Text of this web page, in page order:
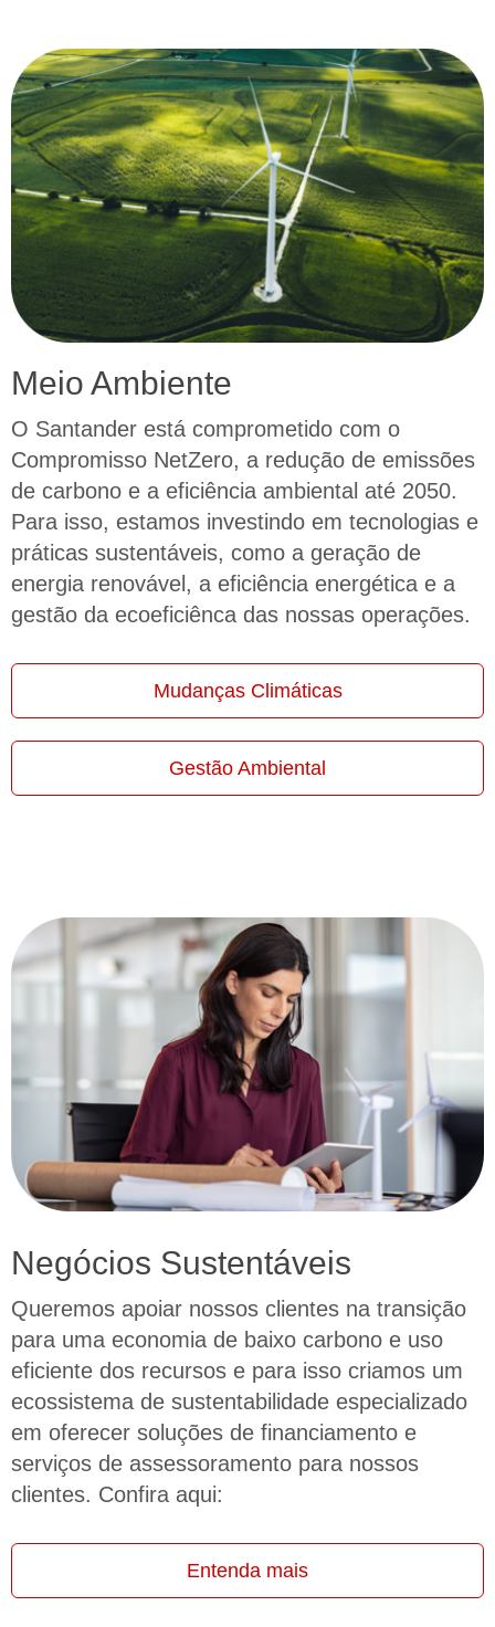
Meio Ambiente
O Santander está comprometido com o
Compromisso NetZero, a redução de emissões
de carbono e a eficiência ambiental até 2050.
Para isso, estamos investindo em tecnologias e
práticas sustentáveis, como a geração de
energia renovável, a eficiência energética e a
gestão da ecoeficiênca das nossas operações.
Mudanças Climáticas
Gestão Ambiental
Negócios Sustentáveis
Queremos apoiar nossos clientes na transição
para uma economia de baixo carbono e uso
eficiente dos recursos e para isso criamos um
ecossistema de sustentabilidade especializado
em oferecer soluções de financiamento e
serviços de assessoramento para nossos
clientes. Confira aqui:
Entenda mais